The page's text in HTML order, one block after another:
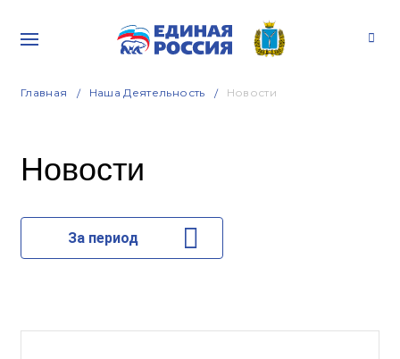
Главная Наша Деятельность Новости
Новости
За период